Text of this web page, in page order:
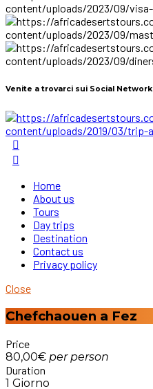
Venite a trovarci sui Social Network
Home
About us
Tours
Day trips
Destination
Contact us
Privacy policy
Close
Chefchaouen a Fez
Price
80,00€ per person
Duration
1 Giorno